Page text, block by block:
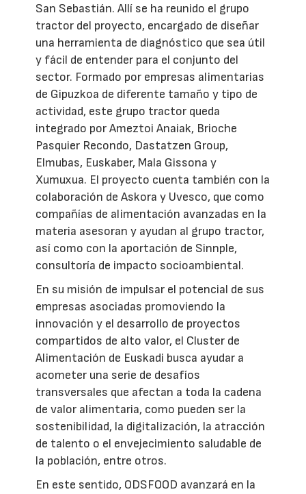
San Sebastián. Allí se ha reunido el grupo
tractor del proyecto, encargado de diseñar
una herramienta de diagnóstico que sea útil
y fácil de entender para el conjunto del
sector. Formado por empresas alimentarias
de Gipuzkoa de diferente tamaño y tipo de
actividad, este grupo tractor queda
integrado por Ameztoi Anaiak, Brioche
Pasquier Recondo, Dastatzen Group,
Elmubas, Euskaber, Mala Gissona y
Xumuxua. El proyecto cuenta también con la
colaboración de Askora y Uvesco, que como
compañías de alimentación avanzadas en la
materia asesoran y ayudan al grupo tractor,
así como con la aportación de Sinnple,
consultoría de impacto socioambiental.
En su misión de impulsar el potencial de sus
empresas asociadas promoviendo la
innovación y el desarrollo de proyectos
compartidos de alto valor, el Cluster de
Alimentación de Euskadi busca ayudar a
acometer una serie de desafíos
transversales que afectan a toda la cadena
de valor alimentaria, como pueden ser la
sostenibilidad, la digitalización, la atracción
de talento o el envejecimiento saludable de
la población, entre otros.
En este sentido, ODSFOOD avanzará en la